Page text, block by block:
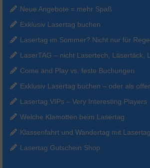
Neue Angebote = mehr Spaß
Exklusiv Lasertag buchen
Lasertag im Sommer? Nicht nur für
LaserTAG – nicht Lasertech, Läsertäck,
Come and Play vs. feste Buchungen
Exklusiv Lasertag buchen – oder als
Lasertag VIPs – Very Interesting Players
Welche Klamotten beim Lasertag
Klassenfahrt und Wandertag mit Lasertag
Lasertag Gutschein Shop